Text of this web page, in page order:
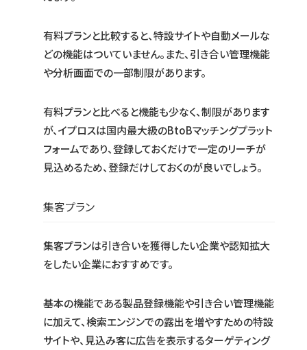
有料プランと比較すると、特設サイトや自動メールな
どの機能はついていません。また、引き合い管理機能
や分析画面での一部制限があります。
有料プランと比べると機能も少なく、制限があります
が、イプロスは国内最大級のBtoBマッチングプラット
フォームであり、登録しておくだけで一定のリーチが
見込めるため、登録だけしておくのが良いでしょう。
集客プラン
集客プランは引き合いを獲得したい企業や認知拡大
をしたい企業におすすめです。
基本の機能である製品登録機能や引き合い管理機能
に加えて、検索エンジンでの露出を増やすための特設
サイトや、見込み客に広告を表示するターゲティング